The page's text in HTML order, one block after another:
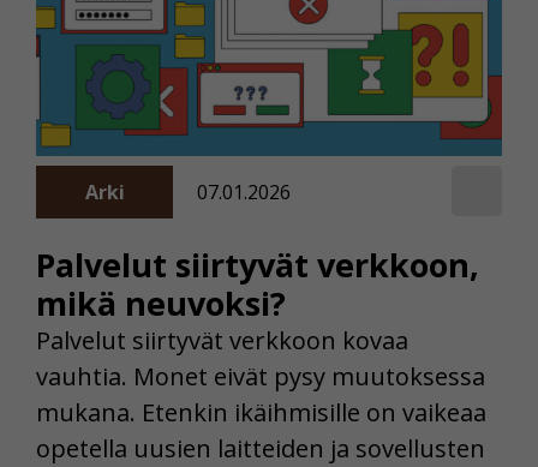
Palvelut siirtyvät verkkoon,
mikä neuvoksi?
Arki 07.01.2026
Palvelut siirtyvät verkkoon kovaa
vauhtia. Monet eivät pysy muutoksessa
mukana. Etenkin ikäihmisille on vaikeaa
opetella uusien laitteiden ja sovellusten